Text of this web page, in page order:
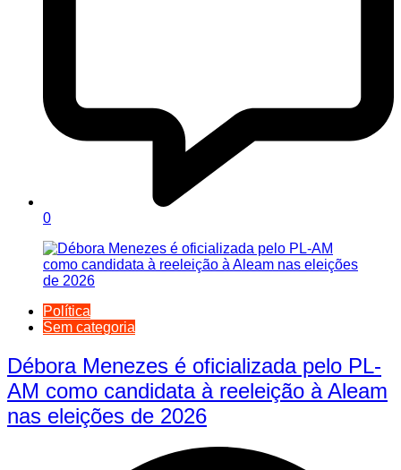
0
Política
Sem categoria
Débora Menezes é oficializada pelo PL-
AM como candidata à reeleição à Aleam
nas eleições de 2026